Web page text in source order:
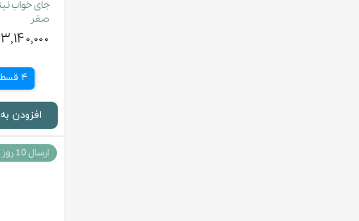
صفر
۳,۱۴۰,۰۰۰ تومان
4 قسط
افزودن
ارسال 10 روز کاری